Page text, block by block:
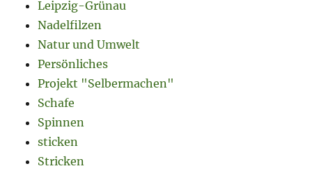
Leipzig-Grünau
Nadelfilzen
Natur und Umwelt
Persönliches
Projekt "Selbermachen"
Schafe
Spinnen
sticken
Stricken